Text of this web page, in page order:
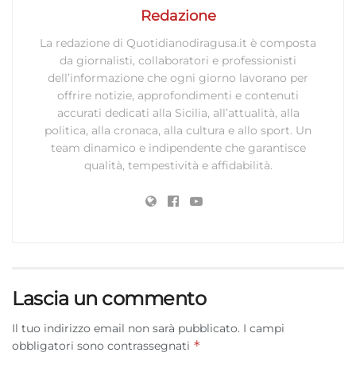
Redazione
La redazione di Quotidianodiragusa.it è composta
da giornalisti, collaboratori e professionisti
dell’informazione che ogni giorno lavorano per
offrire notizie, approfondimenti e contenuti
accurati dedicati alla Sicilia, all’attualità, alla
politica, alla cronaca, alla cultura e allo sport. Un
team dinamico e indipendente che garantisce
qualità, tempestività e affidabilità.
Lascia un commento
Il tuo indirizzo email non sarà pubblicato. I campi
obbligatori sono contrassegnati *